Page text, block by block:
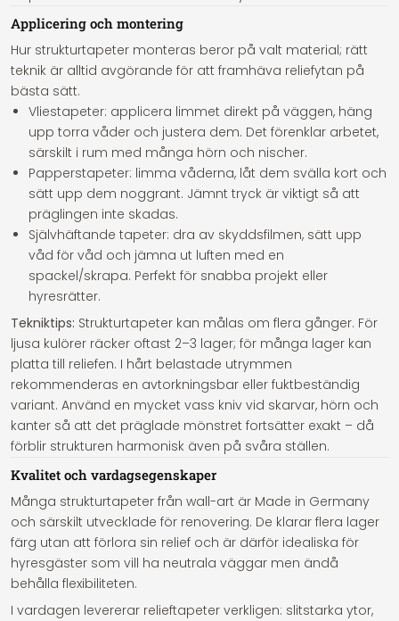
Applicering och montering
Hur strukturtapeter monteras beror på valt material; rätt
teknik är alltid avgörande för att framhäva reliefytan på
bästa sätt.
Vliestapeter: applicera limmet direkt på väggen, häng
upp torra våder och justera dem. Det förenklar arbetet,
särskilt i rum med många hörn och nischer.
Papperstapeter: limma våderna, låt dem svälla kort och
sätt upp dem noggrant. Jämnt tryck är viktigt så att
präglingen inte skadas.
Självhäftande tapeter: dra av skyddsfilmen, sätt upp
våd för våd och jämna ut luften med en
spackel/skrapa. Perfekt för snabba projekt eller
hyresrätter.
Tekniktips: Strukturtapeter kan målas om flera gånger. För
ljusa kulörer räcker oftast 2–3 lager; för många lager kan
platta till reliefen. I hårt belastade utrymmen
rekommenderas en avtorkningsbar eller fuktbeständig
variant. Använd en mycket vass kniv vid skarvar, hörn och
kanter så att det präglade mönstret fortsätter exakt – då
förblir strukturen harmonisk även på svåra ställen.
Kvalitet och vardagsegenskaper
Många strukturtapeter från wall-art är Made in Germany
och särskilt utvecklade för renovering. De klarar flera lager
färg utan att förlora sin relief och är därför idealiska för
hyresgäster som vill ha neutrala väggar men ändå
behålla flexibiliteten.
I vardagen levererar relieftapeter verkligen: slitstarka ytor,